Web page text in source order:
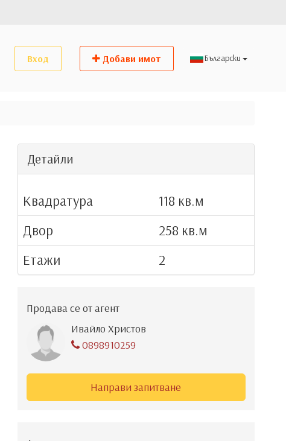
Добави имот
Вход
Детайли
Квадратура
118 кв.м
Двор
258 кв.м
Етажи
2
Продава се от агент
Ивайло Христов
0898910259
Направи запитване